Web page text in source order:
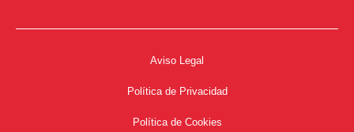
Aviso Legal
Política de Privacidad
Política de Cookies